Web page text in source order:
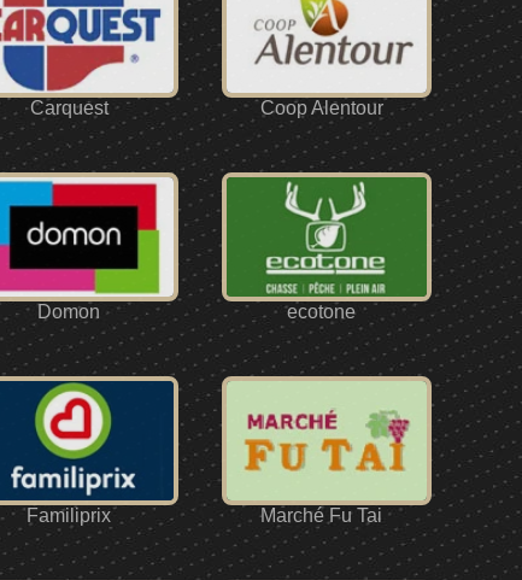
Carquest Coop Alentour
Domon ecotone
Familiprix Marché Fu Tai